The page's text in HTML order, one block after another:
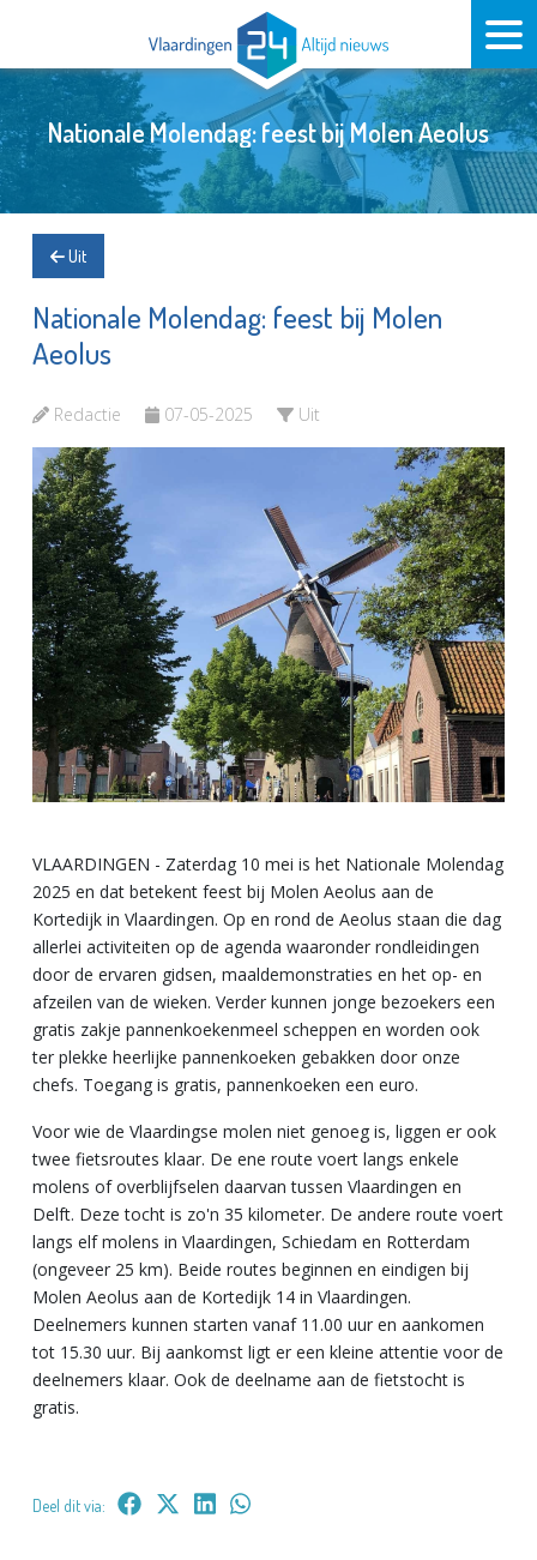
Nationale Molendag: feest bij Molen Aeolus
Uit
Nationale Molendag: feest bij Molen
Aeolus
Redactie 07-05-2025 Uit
VLAARDINGEN - Zaterdag 10 mei is het Nationale Molendag
2025 en dat betekent feest bij Molen Aeolus aan de
Kortedijk in Vlaardingen. Op en rond de Aeolus staan die dag
allerlei activiteiten op de agenda waaronder rondleidingen
door de ervaren gidsen, maaldemonstraties en het op- en
afzeilen van de wieken. Verder kunnen jonge bezoekers een
gratis zakje pannenkoekenmeel scheppen en worden ook
ter plekke heerlijke pannenkoeken gebakken door onze
chefs. Toegang is gratis, pannenkoeken een euro.
Voor wie de Vlaardingse molen niet genoeg is, liggen er ook
twee fietsroutes klaar. De ene route voert langs enkele
molens of overblijfselen daarvan tussen Vlaardingen en
Delft. Deze tocht is zo'n 35 kilometer. De andere route voert
langs elf molens in Vlaardingen, Schiedam en Rotterdam
(ongeveer 25 km). Beide routes beginnen en eindigen bij
Molen Aeolus aan de Kortedijk 14 in Vlaardingen.
Deelnemers kunnen starten vanaf 11.00 uur en aankomen
tot 15.30 uur. Bij aankomst ligt er een kleine attentie voor de
deelnemers klaar. Ook de deelname aan de fietstocht is
gratis.
Deel dit via: